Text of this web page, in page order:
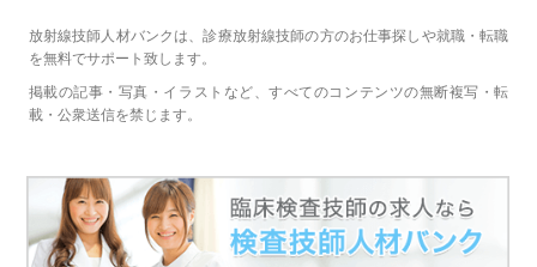
放射線技師人材バンクは、診療放射線技師の方のお仕事探しや就職・転職
を無料でサポート致します。
掲載の記事・写真・イラストなど、すべてのコンテンツの無断複写・転
載・公衆送信を禁じます。